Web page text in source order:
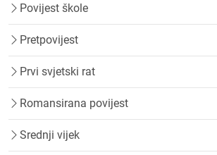
Povijest škole
Pretpovijest
Prvi svjetski rat
Romansirana povijest
Srednji vijek